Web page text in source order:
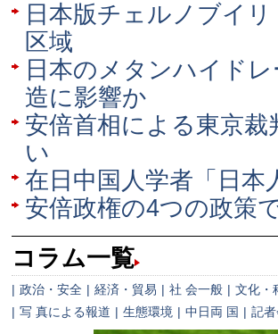
日本版チェルノブイ
区域
日本のメタンハイド
造に影響か
安倍首相による東京
い
在日中国人学者「日
安倍政権の4つの政策
コラム一覧
| 政治・安全 | 経済・貿易 | 社 会一般 | 文化・
| 写 真による報道 | 生態環境 | 中日両 国 | 記